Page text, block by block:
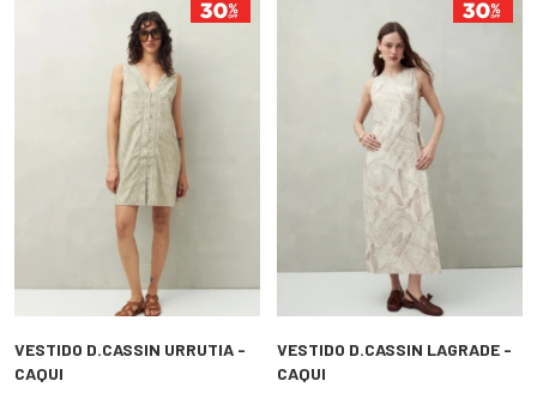
VESTIDO D.CASSIN URRUTIA -
CAQUI
VESTIDO D.CASSIN LAGRADE -
CAQUI